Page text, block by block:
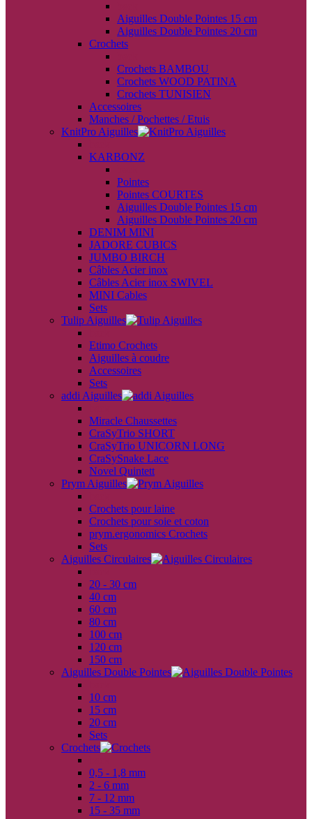
Aiguilles Double Pointes 15 cm
Aiguilles Double Pointes 20 cm
Crochets
Crochets BAMBOU
Crochets WOOD PATINA
Crochets TUNISIEN
Accessoires
Manches / Pochettes / Etuis
KnitPro Aiguilles
KARBONZ
Pointes
Pointes COURTES
Aiguilles Double Pointes 15 cm
Aiguilles Double Pointes 20 cm
DENIM MINI
JADORE CUBICS
JUMBO BIRCH
Câbles Acier inox
Câbles Acier inox SWIVEL
MINI Cables
Sets
Tulip Aiguilles
Etimo Crochets
Aiguilles à coudre
Accessoires
Sets
addi Aiguilles
Miracle Chaussettes
CraSyTrio SHORT
CraSyTrio UNICORN LONG
CraSySnake Lace
Novel Quintett
Prym Aiguilles
Crochets pour laine
Crochets pour soie et coton
prym.ergonomics Crochets
Sets
Aiguilles Circulaires
20 - 30 cm
40 cm
60 cm
80 cm
100 cm
120 cm
150 cm
Aiguilles Double Pointes
10 cm
15 cm
20 cm
Sets
Crochets
0,5 - 1,8 mm
2 - 6 mm
7 - 12 mm
15 - 35 mm